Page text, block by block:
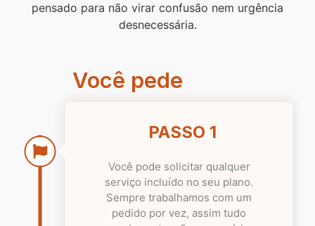
pensado para não virar confusão nem urgência
desnecessária.
Você pede
PASSO 1
Você pode solicitar qualquer
serviço incluído no seu plano.
Sempre trabalhamos com um
pedido por vez, assim tudo